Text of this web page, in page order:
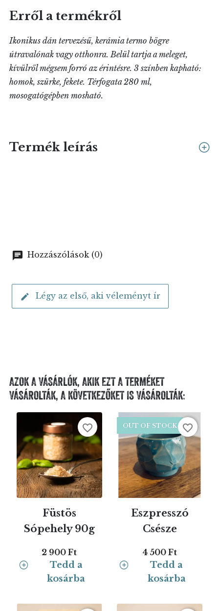
Erről a termékről
Ikonikus dán tervezésű, kerámia termo bögre
útravalónak vagy otthonra. Belül tartja a meleget,
kívülről mégsem forró az érintésre. 3 színben kapható:
homok, szürke, fekete. Térfogata 280 ml,
mosogatógépben mosható.
Termék leírás
Hozzászólások (0)
Légy az első, aki véleményt ír
AZOK A VÁSÁRLÓK, AKIK EZT A TERMÉKET
VÁSÁROLTÁK, A KÖVETKEZŐKET IS VÁSÁROLTÁK:
Füstös
Sópehely 90g
2 900 Ft
Tedd a
kosárba
favorite_border
Eszpresszó
Csésze
4 500 Ft
Tedd a
kosárba
OUT OF STOCK favorite_border